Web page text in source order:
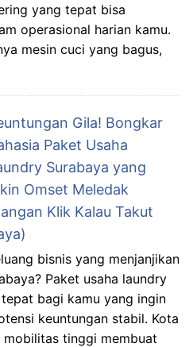
yang tepat bisa
operasional harian kamu.
mesin cuci yang bagus,
Gila! Bongkar
Paket Usaha
Surabaya yang
Omset Meledak
Klik Kalau Takut
bisnis yang menjanjikan
Paket usaha laundry
bagi kamu yang ingin
keuntungan stabil. Kota
tinggi membuat